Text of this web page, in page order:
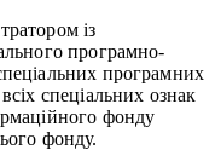
із
програмно-
програмних
спеціальних ознак
фонду
фонду.